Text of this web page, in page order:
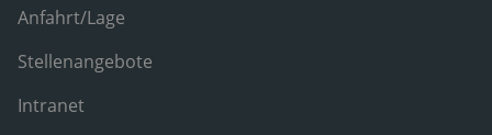
Anfahrt/Lage
Stellenangebote
Intranet